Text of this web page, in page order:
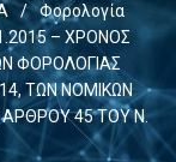
/
Φορολογία
– ΧΡΟΝΟΣ
ΦΟΡΟΛΟΓΙΑΣ
ΤΩΝ ΝΟΜΙΚΩΝ
45 ΤΟΥ Ν.